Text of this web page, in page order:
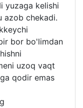
yuzaga kelishi
azob chekadi.
bor bo'limdan
uzoq vaqt
qodir emas